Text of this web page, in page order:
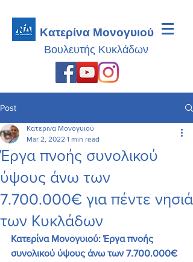
Κατερίνα Μονογυιού
Βουλευτής Κυκλάδων
Post
Έργα πνοής συνολικού
ύψους άνω των
7.700.000€ για πέντε νησιά
των Κυκλάδων
Κατερινα Μονογυιού
Mar 2, 2022 1 min read
Κατερίνα Μονογυιού: Έργα πνοής
συνολικού ύψους άνω των 7.700.000€